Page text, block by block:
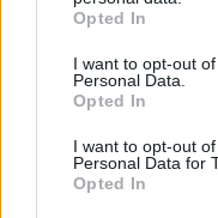
grant or deny consent
use your data for
consent section.
Opted In
I want to opt-out
Personal Data.
Opted In
I want to opt-out
Personal Data for
Opted In
„Örülök, mert a
magam a motoron –
használtam, mert ez
használni, de nem
maximumot nyújtsam